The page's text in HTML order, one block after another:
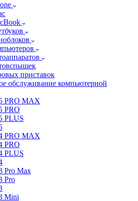
приставок
обслуживание компьютерной
PRO MAX
PRO
PLUS
PRO MAX
PRO
PLUS
Pro Max
Pro
Mini